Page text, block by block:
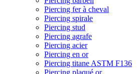
Piercing fer à cheval
Piercing spirale
Piercing stud
Piercing agrafe
Piercing acier
Piercing en or
Piercing titane ASTM F136
Piercing plaqué or